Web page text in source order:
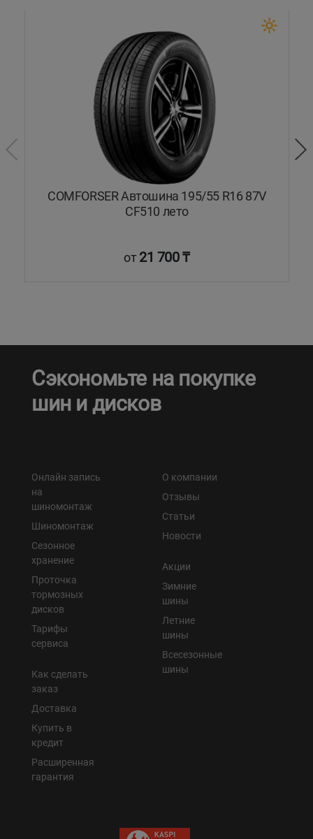
COMFORSER Автошина 195/55 R16 87V
CF510 лето
от21 700 ₸
Сэкономьте на покупке
шин и дисков
Онлайн запись
на
шиномонтаж
Шиномонтаж
Сезонное
хранение
Проточка
тормозных
дисков
Тарифы
сервиса
Как сделать
заказ
Доставка
Купить в
кредит
Расширенная
гарантия
О компании
Отзывы
Статьи
Новости
Акции
Зимние
шины
Летние
шины
Всесезонные
шины